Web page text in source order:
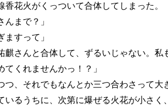
香花火がくっついて合体してしまった。
んまで？」
ますって」
麒さんと合体して、ずるいじゃない。私
てくれませんかっ！？」
、それでもなんとか三つ合わさって大
るうちに、次第に爆ぜる火花が小さく